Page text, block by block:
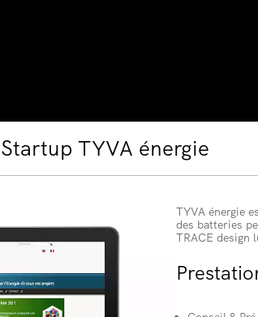
TYVA énergie
TYVA énergie
des batteries
TRACE design